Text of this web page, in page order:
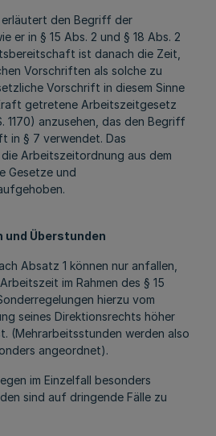
erläutert den Begriff der
er in § 15 Abs. 2 und § 18 Abs. 2
ist danach die Zeit,
Vorschriften als solche zu
Vorschrift in diesem Sinne
getretene Arbeitszeitgesetz
1170) anzusehen, das den Begriff
in § 7 verwendet. Das
Arbeitszeitordnung aus dem
Gesetze und
Überstunden
Absatz 1 können nur anfallen,
im Rahmen des § 15
hierzu vom
seines Direktionsrechts höher
(Mehrarbeitsstunden werden also
angeordnet).
im Einzelfall besonders
sind auf dringende Fälle zu